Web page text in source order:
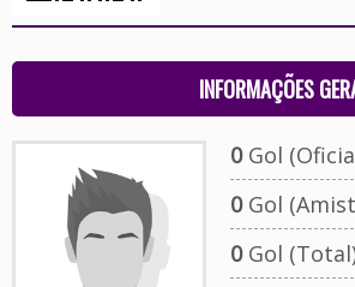
INFORMAÇÕES
0Gol
0Gol
0Gol